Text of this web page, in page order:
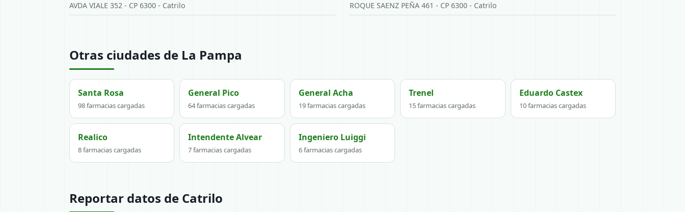
AVDA VIALE 352 - CP 6300 - Catrilo
ROQUE SAENZ PEÑA 461 - CP 6300 - Catrilo
Otras ciudades de La Pampa
Santa Rosa
98 farmacias cargadas
General Pico
64 farmacias cargadas
General Acha
19 farmacias cargadas
Trenel
15 farmacias cargadas
Eduardo Castex
10 farmacias cargadas
Realico
8 farmacias cargadas
Intendente Alvear
7 farmacias cargadas
Ingeniero Luiggi
6 farmacias cargadas
Reportar datos de Catrilo